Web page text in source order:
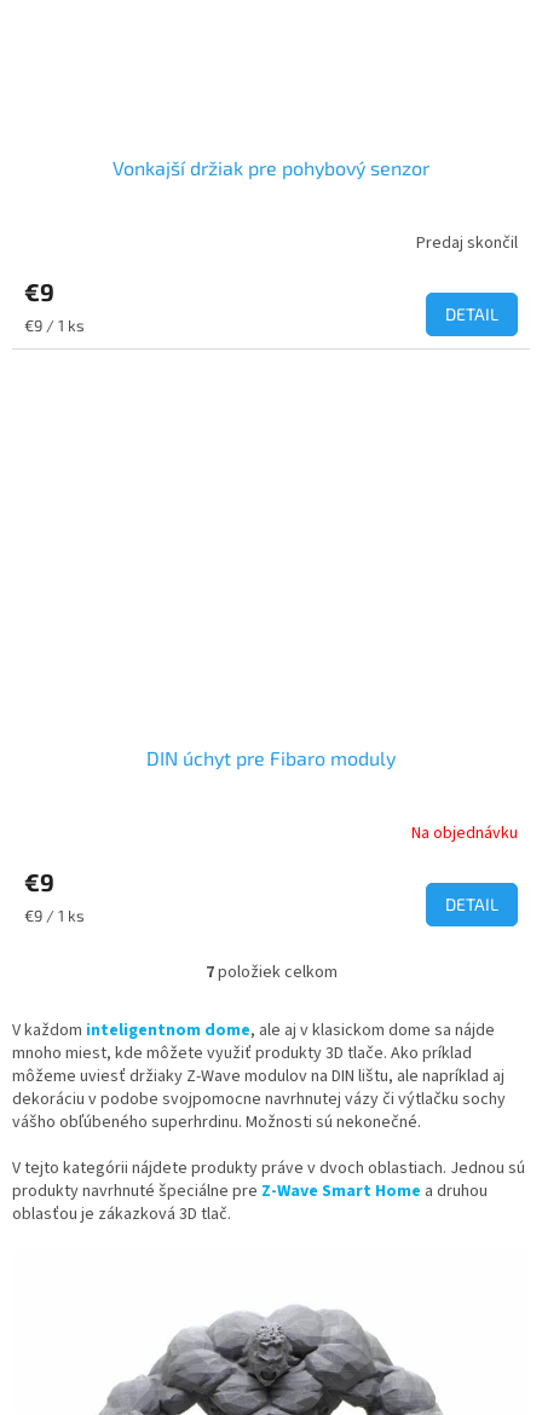
Vonkajší držiak pre pohybový senzor
Predaj skončil
€9
Jednotková
cena:
€9 / 1 ks
DETAIL
DIN úchyt pre Fibaro moduly
Na objednávku
€9
Jednotková
€9 / 1 ks
DETAIL
O
l
á
d
a
c
e
p
v
ý
p
i
s
7položiek celkom
V každom inteligentnom dome, ale aj v klasickom dome sa nájde
mnoho miest, kde môžete využiť produkty 3D tlače. Ako príklad
môžeme uviesť držiaky Z-Wave modulov na DIN lištu, ale napríklad aj
dekoráciu v podobe svojpomocne navrhnutej vázy či výtlačku sochy
vášho obľúbeného superhrdinu. Možnosti sú nekonečné.
V tejto kategórii nájdete produkty práve v dvoch oblastiach. Jednou sú
produkty navrhnuté špeciálne pre Z-Wave Smart Home a druhou
oblasťou je zákazková 3D tlač.